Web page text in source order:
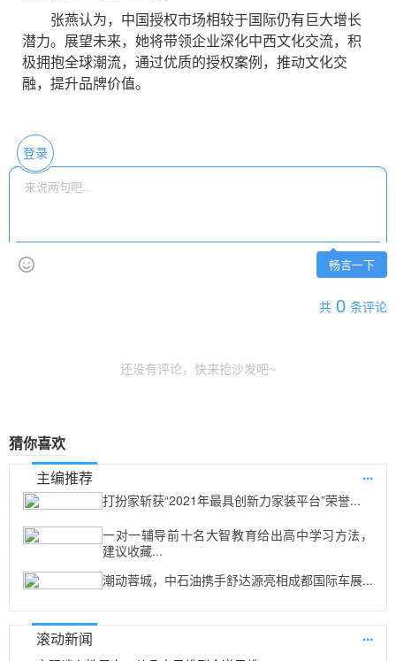
张燕认为，中国授权市场相较于国际仍有巨大增长
潜力。展望未来，她将带领企业深化中西文化交流，积
极拥抱全球潮流，通过优质的授权案例，推动文化交
融，提升品牌价值。
登录
畅言一下
共 0 条评论
还没有评论，快来抢沙发吧~
猜你喜欢
主编推荐
...
打扮家斩获“2021年最具创新力家装平台”荣誉...
一对一辅导前十名大智教育给出高中学习方法，
建议收藏...
潮动蓉城，中石油携手舒达源亮相成都国际车展...
滚动新闻 ...